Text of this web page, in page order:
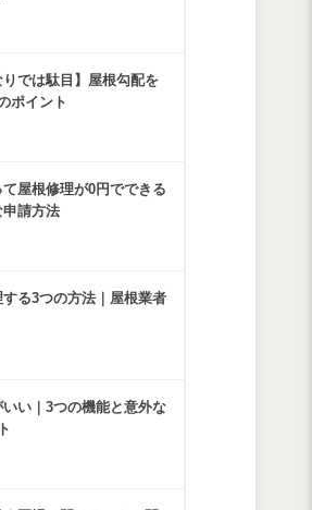
りでは駄目】屋根勾配を
ポイント
屋根修理が0円でできる
請方法
る3つの方法｜屋根業者
い｜3つの機能と意外な